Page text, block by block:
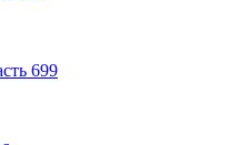
699